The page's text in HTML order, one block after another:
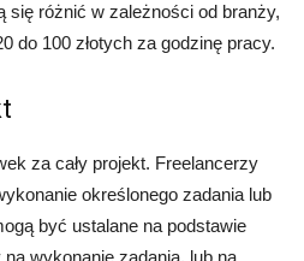
się różnić w zależności od branży,
do 100 złotych za godzinę pracy.
za cały projekt. Freelancerzy
określonego zadania lub
być ustalane na podstawie